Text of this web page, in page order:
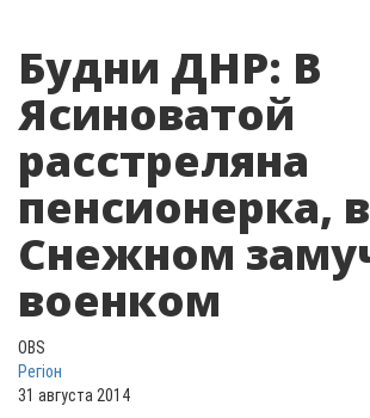
Будни ДНР: В
Ясиноватой
расстреляна
пенсионерка, в
Снежном
военком
OBS
Регіон
31 августа 2014